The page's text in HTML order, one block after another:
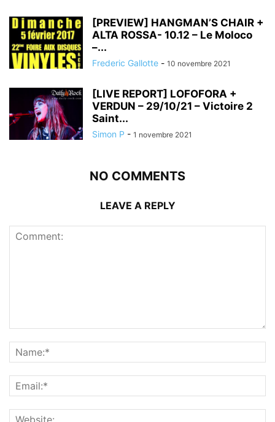
[PREVIEW] HANGMAN’S CHAIR +
ALTA ROSSA- 10.12 – Le Moloco
–...
Frederic Gallotte - 10 novembre 2021
[LIVE REPORT] LOFOFORA +
VERDUN – 29/10/21 – Victoire 2
Saint...
Simon P - 1 novembre 2021
NO COMMENTS
LEAVE A REPLY